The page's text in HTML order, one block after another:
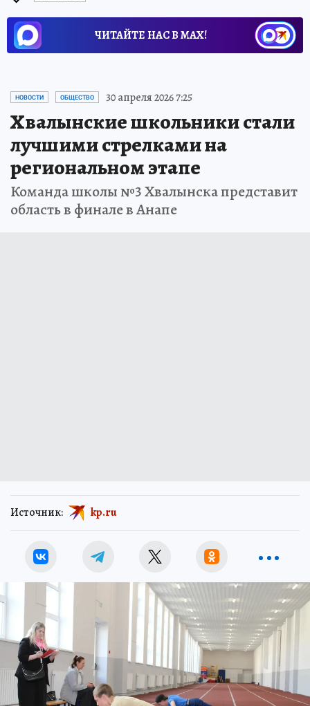
ЧИТАЙТЕ НАС В МАХ!
НОВОСТИ ОБЩЕСТВО 30 апреля 2026 7:25
Хвалынские школьники стали
лучшими стрелками на
региональном этапе
Команда школы №3 Хвалынска представит
область в финале в Анапе
Источник: kp.ru